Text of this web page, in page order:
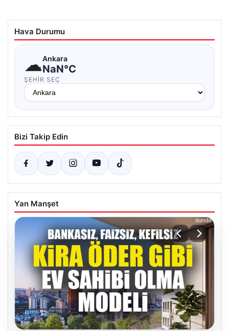
Hava Durumu
☁Ankara
NaN°C
ŞEHIR SEÇ
Bizi Takip Edin
Yan Manşet